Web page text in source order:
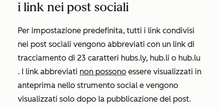
i link nei post sociali
Per impostazione predefinita, tutti i link condivisi
nei post sociali vengono abbreviati con un link di
tracciamento di 23 caratteri hubs.ly, hub.li o hub.lu
. I link abbreviati non possono essere visualizzati in
anteprima nello strumento social e vengono
visualizzati solo dopo la pubblicazione del post.